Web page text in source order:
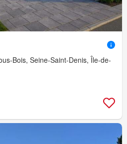
Bois, Seine-Saint-Denis, Île-de-